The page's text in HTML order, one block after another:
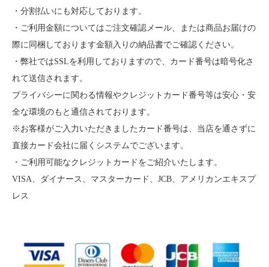
・分割払いにも対応しております。
・ご利用金額についてはご注文確認メール、または商品お届けの
際に同梱しております金額入りの納品書でご確認ください。
・弊社ではSSLを利用しておりますので、カード番号は暗号化さ
れて送信されます。
プライバシーに関わる情報やクレジットカード番号等は安心・安
全な環境のもと通信されております。
※お客様がご入力いただきましたカード番号は、当店を通さずに
直接カード会社に届くシステムでございます。
・ご利用可能なクレジットカードをご紹介いたします。
VISA、ダイナース、マスターカード、JCB、アメリカンエキスプ
レス